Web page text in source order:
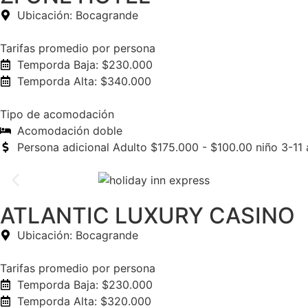
Ubicación: Bocagrande
Tarifas promedio por persona
Temporda Baja: $230.000
Temporda Alta: $340.000
Tipo de acomodación
Acomodación doble
Persona adicional Adulto $175.000 - $100.00 niño 3-11
ATLANTIC LUXURY CASINO
Ubicación: Bocagrande
Tarifas promedio por persona
Temporda Baja: $230.000
Temporda Alta: $320.000